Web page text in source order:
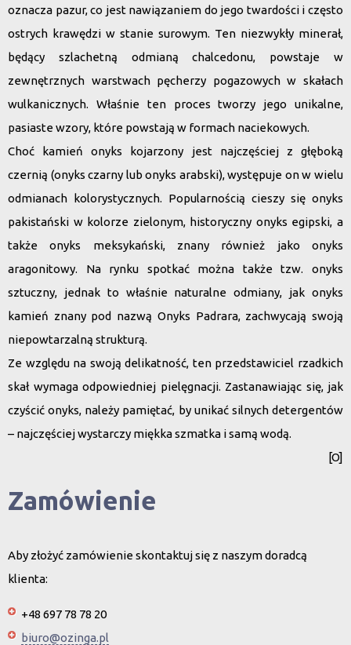
oznacza pazur, co jest nawiązaniem do jego twardości i często
ostrych krawędzi w stanie surowym. Ten niezwykły minerał,
będący szlachetną odmianą chalcedonu, powstaje w
zewnętrznych warstwachpęcherzy pogazowych wskałach
wulkanicznych. Właśnie ten proces tworzy jego unikalne,
pasiaste wzory, które powstają w formach naciekowych.
Choć
kamień onyks kojarzony jest najczęściej z głęboką
czernią (onyks czarny lubonyks arabski), występuje on w wielu
odmianach kolorystycznych. Popularnością cieszy się onyks
pakistański w kolorze zielonym, historyczny onyks egipski, a
takżeonyks meksykański, znany również jakoonyks
aragonitowy. Na rynku spotkać można także tzw. onyks
sztuczny, jednak to właśnie naturalne odmiany, jak onyks
kamień znany pod nazwą Onyks Padrara, zachwycają swoją
niepowtarzalną strukturą.
Ze względu na swoją delikatność, ten przedstawiciel rzadkich
skałwymaga odpowiedniej pielęgnacji. Zastanawiając się, jak
czyścić onyks, należy pamiętać, by unikać silnych detergentów
– najczęściej wystarczy miękka szmatka isamą wodą.
[O]
Zamówienie
Aby złożyć zamówienie skontaktuj się z naszym doradcą
klienta:
+48 697 78 78 20
biuro@ozinga.pl